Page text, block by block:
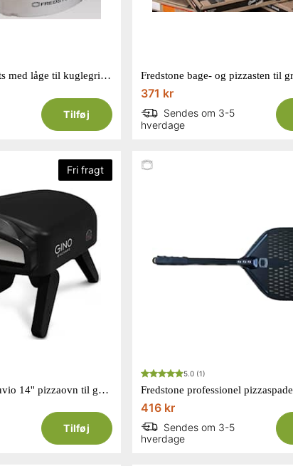
Fredstone pizzaindsats med låge til kuglegrill Ø57 cm
Tilføj
371 kr
Sendes om 3-5
hverdage
Fri fragt
Gino D'Acampo Vesuvio 14'' pizzaovn til gas i matsort
Tilføj
5.0(1)
Fredstone professionel pizzaspade
416 kr
Sendes om 3-5
hverdage